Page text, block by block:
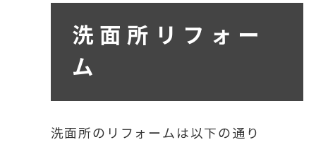
洗面所リフォー
ム
洗面所のリフォームは以下の通り